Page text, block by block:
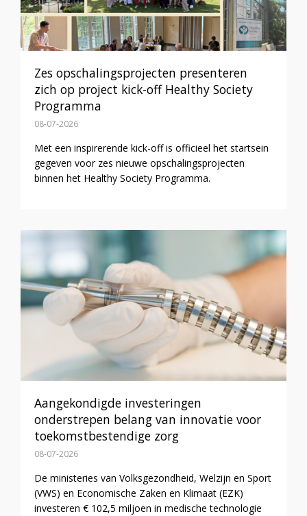
Zes opschalingsprojecten presenteren
zich op project kick-off Healthy Society
Programma
08-07-2026
Met een inspirerende kick-off is officieel het startsein
gegeven voor zes nieuwe opschalingsprojecten
binnen het Healthy Society Programma.
Aangekondigde investeringen
onderstrepen belang van innovatie voor
toekomstbestendige zorg
08-07-2026
De ministeries van Volksgezondheid, Welzijn en Sport
(VWS) en Economische Zaken en Klimaat (EZK)
investeren € 102,5 miljoen in medische technologie